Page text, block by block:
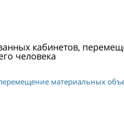
кабинетов,
человека
материальных